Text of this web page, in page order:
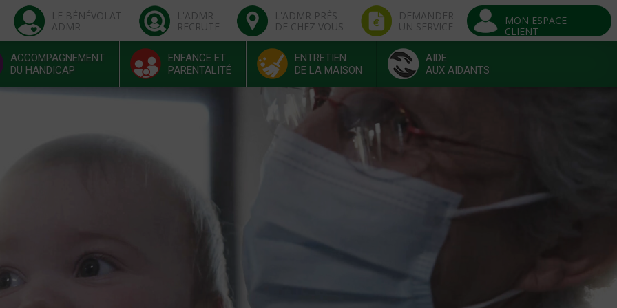
LE BÉNÉVOLAT
ADMR
L'ADMR
RECRUTE
L'ADMR PRÈS
DE CHEZ VOUS
DEMANDER
UN SERVICE
MON ESPACE
CLIENT
ACCOMPAGNEMENT
DU HANDICAP
ENFANCE ET
PARENTALITÉ
ENTRETIEN
DE LA MAISON
AIDE
AUX AIDANTS